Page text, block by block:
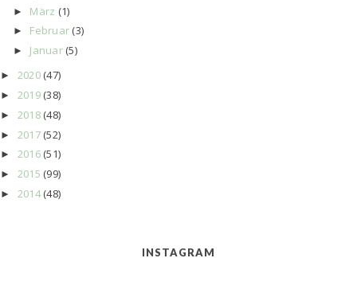
► März (1)
► Februar (3)
► Januar (5)
► 2020 (47)
► 2019 (38)
► 2018 (48)
► 2017 (52)
► 2016 (51)
► 2015 (99)
► 2014 (48)
INSTAGRAM